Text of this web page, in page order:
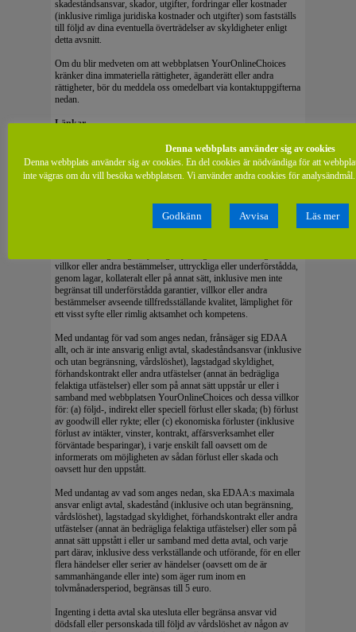
skadeståndsansvar, skador, utgifter, fordringar eller kostnader
(inklusive rimliga juridiska kostnader och utgifter) som fastställs
till följd av dina eventuella överträdelser av skyldigheter enligt
detta avsnitt.
Om du blir medveten om att webbplatsen YourOnlineChoices
kränker dina immateriella rättigheter, äganderätt eller andra
rättigheter, bör du meddela oss omedelbart via kontaktuppgifterna
nedan.
Länkar
Du kan ansluta till webbplatser som vi inte kontrollerar via vissa
länkar på webbplatsen YourOnlineChoices. EDAA tillhandahåller
dessa länkar endast som en bekvämlighet. Att en länk finns
tillgänglig innebär inte i sig ett godkännande från EDAA och
webbplats. Du går in på dem på egen risk.
Begränsningar och undantag av ansvar
villkor eller andra bestämmelser, uttryckliga eller underförstådda,
genom lagar, kollateralt eller på annat sätt, inklusive men inte
begränsat till underförstådda garantier, villkor eller andra
bestämmelser avseende tillfredsställande kvalitet, lämplighet för
ett visst syfte eller rimlig aktsamhet och kompetens.
Med undantag för vad som anges nedan, frånsäger sig EDAA
allt, och är inte ansvarig enligt avtal, skadeståndsansvar (inklusive
och utan begränsning, vårdslöshet), lagstadgad skyldighet,
förhandskontrakt eller andra utfästelser (annat än bedrägliga
felaktiga utfästelser) eller som på annat sätt uppstår ur eller i
samband med webbplatsen YourOnlineChoices och dessa villkor
för: (a) följd-, indirekt eller speciell förlust eller skada; (b) förlust
av goodwill eller rykte; eller (c) ekonomiska förluster (inklusive
förlust av intäkter, vinster, kontrakt, affärsverksamhet eller
förväntade besparingar), i varje enskilt fall oavsett om de
informerats om möjligheten av sådan förlust eller skada och
oavsett hur den uppstått.
Med undantag av vad som anges nedan, ska EDAA:s maximala
ansvar enligt avtal, skadestånd (inklusive och utan begränsning,
vårdslöshet), lagstadgad skyldighet, förhandskontrakt eller andra
utfästelser (annat än bedrägliga felaktiga utfästelser) eller som på
annat sätt uppstått i eller ur samband med detta avtal, och varje
part därav, inklusive dess verkställande och utförande, för en eller
flera händelser eller serier av händelser (oavsett om de är
sammanhängande eller inte) som äger rum inom en
tolvmånadersperiod, begränsas till 5 euro.
Ingenting i detta avtal ska utesluta eller begränsa ansvar vid
dödsfall eller personskada till följd av vårdslöshet av någon av
Denna webbplats använder sig av cookies
Denna webbplats använder sig av cookies. En del cookies är nödvändiga för att
inte vägras om du vill besöka webbplatsen. Vi använder andra cookies för
Godkänn Avvisa Läs mer